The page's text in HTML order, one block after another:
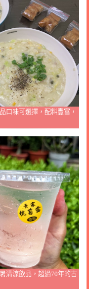
口味可選擇，配料豐富，
清涼飲品，超過70年的古